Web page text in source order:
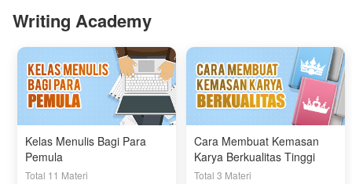
Writing Academy
Kelas Menulis Bagi Para
Pemula
Total 11 Materi
Cara Membuat Kemasan
Karya Berkualitas Tinggi
Total 3 Materi